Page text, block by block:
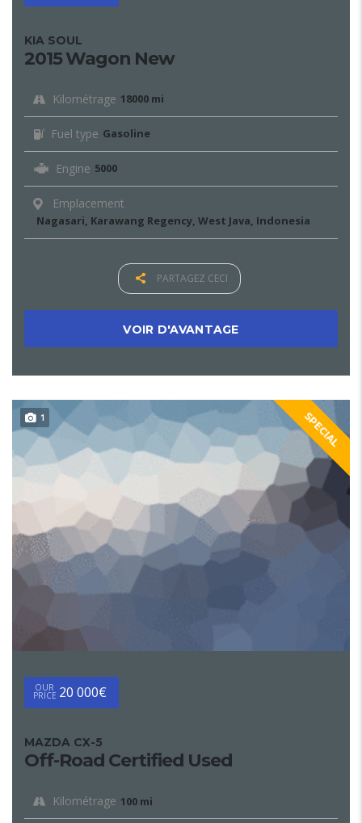
KIA SOUL
2015 Wagon New
Kilométrage 18000 mi
Fuel type Gasoline
Engine 5000
Emplacement
Nagasari, Karawang Regency, West Java, Indonesia
PARTAGEZ CECI
VOIR D'AVANTAGE
1 SPECIAL
OUR
PRICE 20 000€
MAZDA CX-5
Off-Road Certified Used
Kilométrage 100 mi